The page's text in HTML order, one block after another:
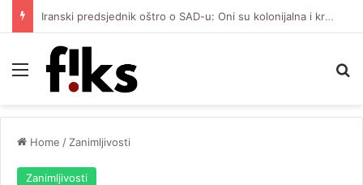
Iranski predsjednik oštro o SAD-u: Oni su kolonijalna i kriminalna država, natjerali smo ih na diplomatiju
Menu
Home / Zanimljivosti
Zanimljivosti